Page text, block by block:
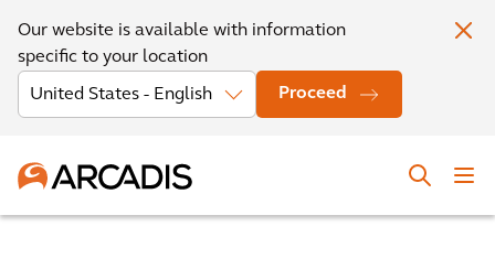
Our website is available with information
specific to your location
Proceed